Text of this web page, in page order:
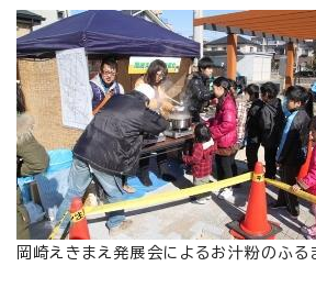
岡崎えきまえ発展会によるお汁粉のふる